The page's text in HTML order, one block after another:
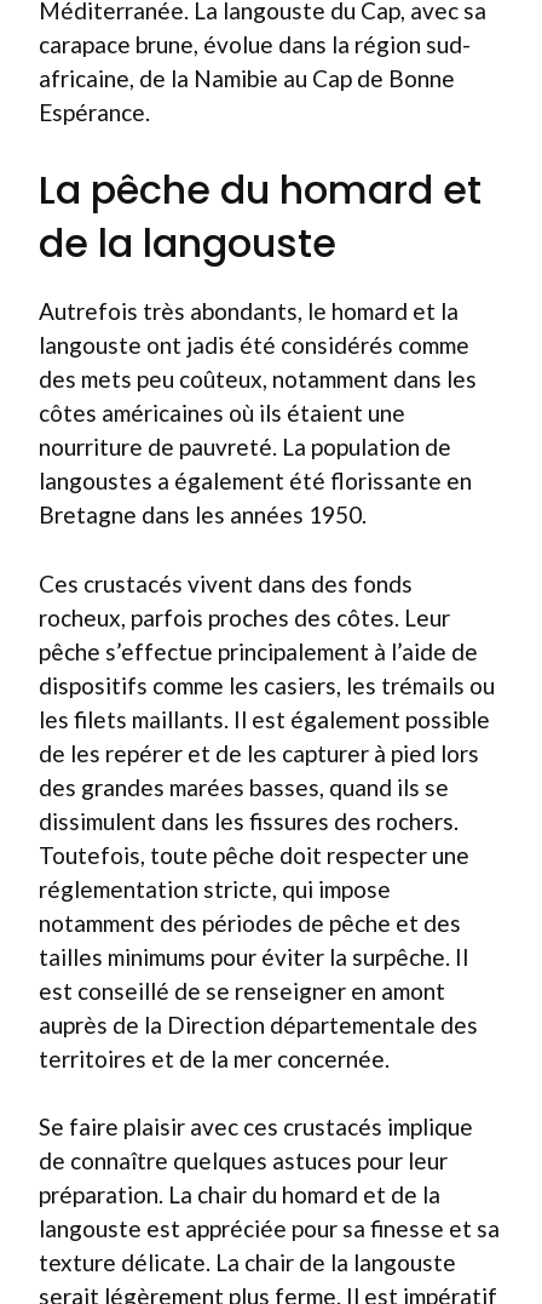
Méditerranée. La langouste du Cap, avec sa
carapace brune, évolue dans la région sud-
africaine, de la Namibie au Cap de Bonne
Espérance.
La pêche du homard et
de la langouste
Autrefois très abondants, le homard et la
langouste ont jadis été considérés comme
des mets peu coûteux, notamment dans les
côtes américaines où ils étaient une
nourriture de pauvreté. La population de
langoustes a également été florissante en
Bretagne dans les années 1950.
Ces crustacés vivent dans des fonds
rocheux, parfois proches des côtes. Leur
pêche s’effectue principalement à l’aide de
dispositifs comme les casiers, les trémails ou
les filets maillants. Il est également possible
de les repérer et de les capturer à pied lors
des grandes marées basses, quand ils se
dissimulent dans les fissures des rochers.
Toutefois, toute pêche doit respecter une
réglementation stricte, qui impose
notamment des périodes de pêche et des
tailles minimums pour éviter la surpêche. Il
est conseillé de se renseigner en amont
auprès de la Direction départementale des
territoires et de la mer concernée.
Se faire plaisir avec ces crustacés implique
de connaître quelques astuces pour leur
préparation. La chair du homard et de la
langouste est appréciée pour sa finesse et sa
texture délicate. La chair de la langouste
serait légèrement plus ferme. Il est impératif